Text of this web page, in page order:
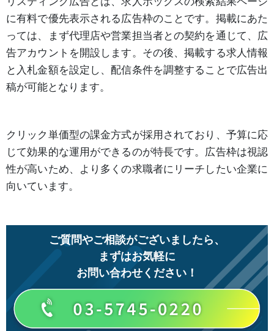
に有料で優先表示される広告枠のことです。掲載にあた
っては、まず代理店や営業担当者との契約を通じて、広
告アカウントを開設します。その後、掲載する求人情報
と入札金額を設定し、配信条件を調整することで広告出
稿が可能となります。
クリック単価型の課金方式が採用されており、予算に応
じて効果的な運用ができるのが特長です。広告枠は視認
性が高いため、より多くの求職者にリーチしたい企業に
向いています。
ご質問やご相談がございましたら、
まずはお気軽に
お問い合わせください！